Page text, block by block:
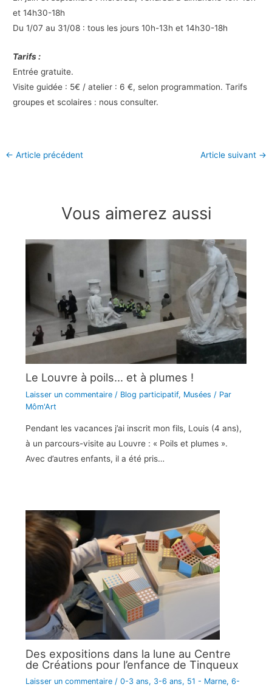
et 14h30-18h
Du 1/07 au 31/08 : tous les jours 10h-13h et 14h30-18h
Tarifs :
Entrée gratuite.
Visite guidée : 5€ / atelier : 6 €, selon programmation. Tarifs
groupes et scolaires : nous consulter.
← Article précédent Article suivant →
Vous aimerez aussi
Le Louvre à poils… et à plumes !
Laisser un commentaire / Blog participatif, Musées / Par
Môm'Art
Pendant les vacances j’ai inscrit mon fils, Louis (4 ans),
à un parcours-visite au Louvre : « Poils et plumes ».
Avec d’autres enfants, il a été pris…
Des expositions dans la lune au Centre
de Créations pour l’enfance de Tinqueux
Laisser un commentaire / 0-3 ans, 3-6 ans, 51 - Marne, 6-